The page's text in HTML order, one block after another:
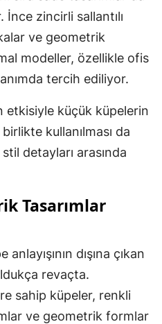
zincirli sallantılı
ve geometrik
modeller, özellikle ofis
tercih ediliyor.
etkisiyle küçük küpelerin
kullanılması da
detayları arasında
Tasarımlar
dışına çıkan
revaçta.
sahip küpeler, renkli
ve geometrik formlar